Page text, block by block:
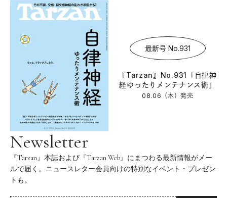
最新号 No.931
『Tarzan』No.931「自律神
経ゆったりメンテナンス術」
08.06（木）発売
Newsletter
『Tarzan』本誌および『Tarzan Web』にまつわる最新情報がメー
ルで届く。ニュースレター会員向けの特別なイベント・プレゼン
トも。